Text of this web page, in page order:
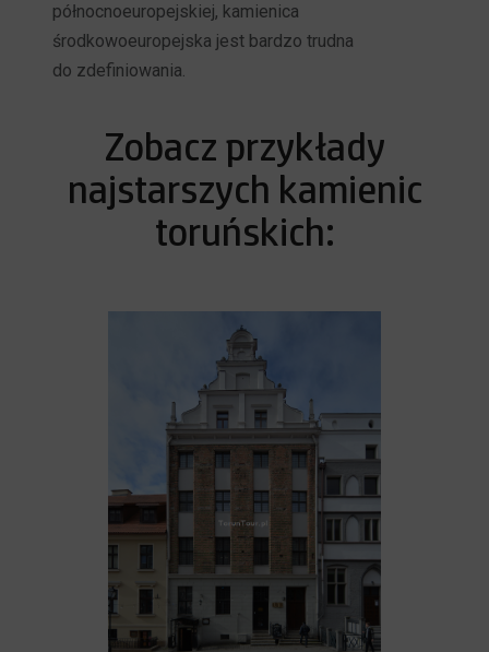
północnoeuropejskiej, kamienica
środkowoeuropejska jest bardzo trudna
do zdefiniowania.
Zobacz przykłady
najstarszych kamienic
toruńskich: